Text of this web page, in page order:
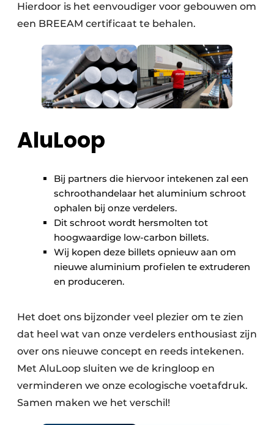
Hierdoor is het eenvoudiger voor gebouwen om
een BREEAM certificaat te behalen.
AluLoop
Bij partners die hiervoor intekenen zal een
schroothandelaar het aluminium schroot
ophalen bij onze verdelers.
Dit schroot wordt hersmolten tot
hoogwaardige low-carbon billets.
Wij kopen deze billets opnieuw aan om
nieuwe aluminium profielen te extruderen
en produceren.
Het doet ons bijzonder veel plezier om te zien
dat heel wat van onze verdelers enthousiast zijn
over ons nieuwe concept en reeds intekenen.
Met AluLoop sluiten we de kringloop en
verminderen we onze ecologische voetafdruk.
Samen maken we het verschil!